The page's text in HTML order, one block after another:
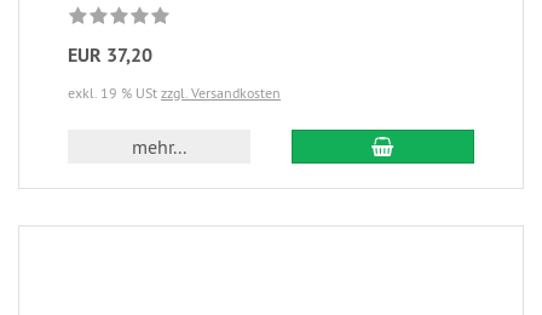
EUR 37,20
exkl. 19 % USt zzgl. Versandkosten
mehr...